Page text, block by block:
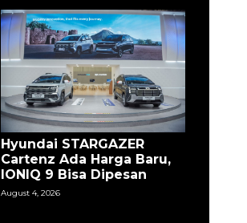
Hyundai STARGAZER
Cartenz Ada Harga Baru,
IONIQ 9 Bisa Dipesan
August 4, 2026